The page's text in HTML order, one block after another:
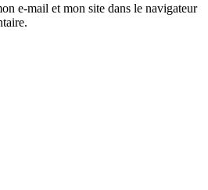
e-mail et mon site dans le navigateur